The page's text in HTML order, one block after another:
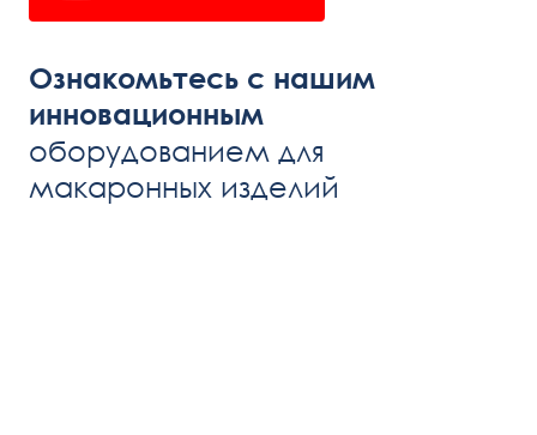
Ознакомьтесь с нашим
инновационным
оборудованием для
макаронных изделий